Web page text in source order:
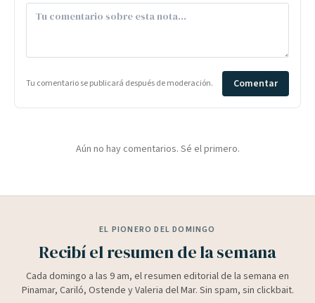
Tu comentario se publicará después de moderación. Comentar
Aún no hay comentarios. Sé el primero.
EL PIONERO DEL DOMINGO
Recibí el resumen de la semana
Cada domingo a las 9 am, el resumen editorial de la semana en
Pinamar, Cariló, Ostende y Valeria del Mar. Sin spam, sin clickbait.